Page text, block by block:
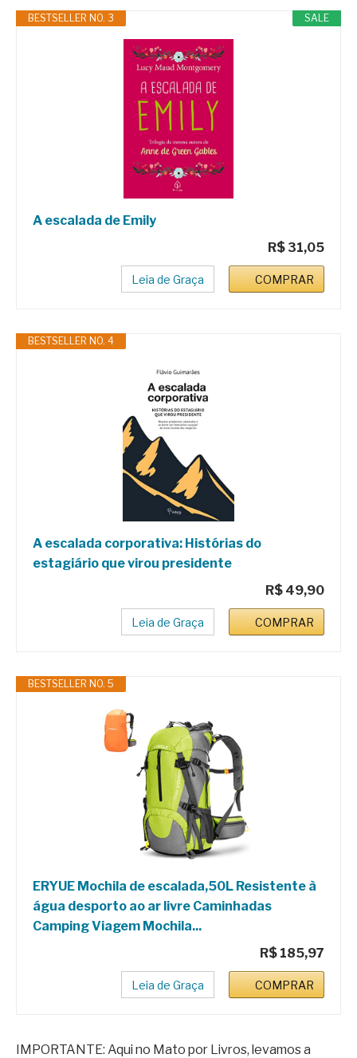
SALE
BESTSELLER NO. 3
A escalada de Emily
R$ 31,05
Leia de Graça COMPRAR
BESTSELLER NO. 4
A escalada corporativa: Histórias do
estagiário que virou presidente
R$ 49,90
Leia de Graça COMPRAR
BESTSELLER NO. 5
ERYUE Mochila de escalada,50L Resistente à
água desporto ao ar livre Caminhadas
Camping Viagem Mochila...
R$ 185,97
Leia de Graça COMPRAR
IMPORTANTE: Aqui no Mato por Livros, levamos a